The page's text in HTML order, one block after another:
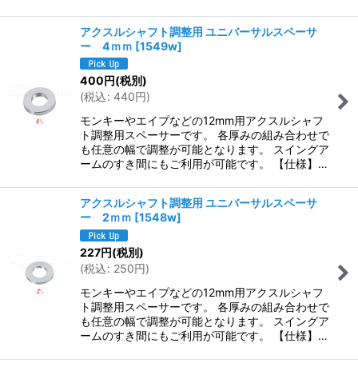
アクスルシャフト調整用 ユニバーサルスペーサ
ー 4ｍｍ [1549w]
400円(税別)
(税込: 440円)
モンキーやエイプなどの12mm用アクスルシャフ
ト調整用スペーサーです。 各厚みの組み合わせで
も任意の幅で調整が可能となります。 スイングア
ームのすき間にもご利用が可能です。 【仕様】…
アクスルシャフト調整用 ユニバーサルスペーサ
ー 2ｍｍ [1548w]
227円(税別)
(税込: 250円)
モンキーやエイプなどの12mm用アクスルシャフ
ト調整用スペーサーです。 各厚みの組み合わせで
も任意の幅で調整が可能となります。 スイングア
ームのすき間にもご利用が可能です。 【仕様】…